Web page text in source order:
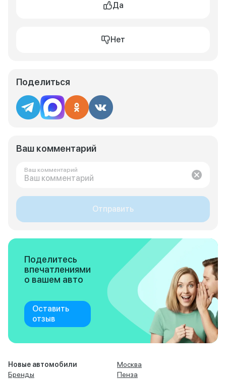
Да
Нет
Поделиться
Ваш комментарий
Ваш комментарий
Отправить
Поделитесь
впечатлениями
о вашем авто
Оставить
отзыв
Новые автомобили
Бренды
Москва
Пенза